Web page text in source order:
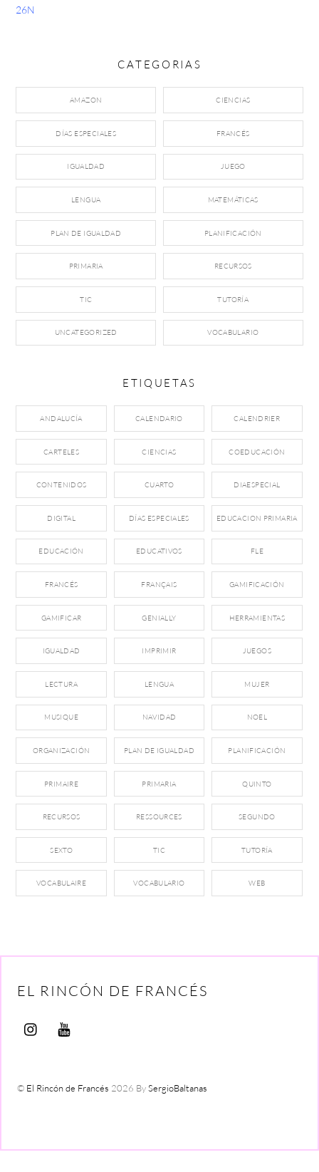
CATEGORIAS
AMAZON CIENCIAS
DÍAS ESPECIALES FRANCÉS
IGUALDAD JUEGO
LENGUA MATEMÁTICAS
PLAN DE IGUALDAD PLANIFICACIÓN
PRIMARIA RECURSOS
TIC TUTORÍA
UNCATEGORIZED VOCABULARIO
ETIQUETAS
ANDALUCÍA CALENDARIO CALENDRIER
CARTELES CIENCIAS COEDUCACIÓN
CONTENIDOS CUARTO DIAESPECIAL
DIGITAL DÍAS ESPECIALES EDUCACION PRIMARIA
EDUCACIÓN EDUCATIVOS FLE
FRANCÉS FRANÇAIS GAMIFICACIÓN
GAMIFICAR GENIALLY HERRAMIENTAS
IGUALDAD IMPRIMIR JUEGOS
LECTURA LENGUA MUJER
MUSIQUE NAVIDAD NOEL
ORGANIZACIÓN PLAN DE IGUALDAD PLANIFICACIÓN
PRIMAIRE PRIMARIA QUINTO
RECURSOS RESSOURCES SEGUNDO
SEXTO TIC TUTORÍA
VOCABULAIRE VOCABULARIO WEB
EL RINCÓN DE FRANCÉS
© El Rincón de Francés 2026 BySergioBaltanas